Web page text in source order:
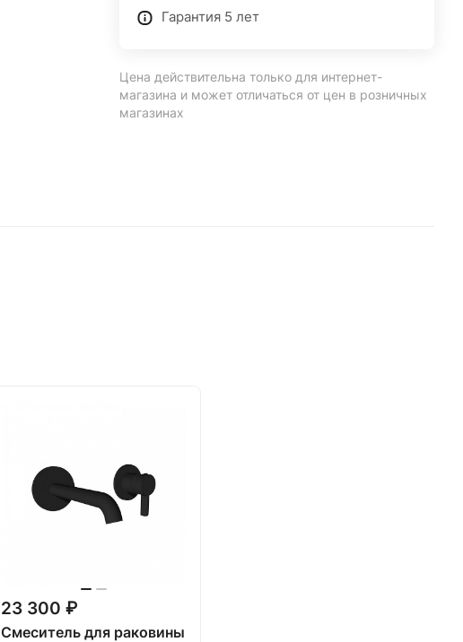
Гарантия 5 лет
Цена действительна только для интернет-
магазина и может отличаться от цен в розничных
магазинах
23 300 ₽
Смеситель для раковины